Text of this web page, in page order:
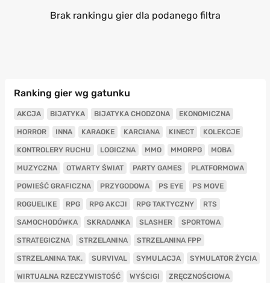
Brak rankingu gier dla podanego filtra
Ranking gier wg gatunku
AKCJA BIJATYKA BIJATYKA CHODZONA EKONOMICZNA
HORROR INNA KARAOKE KARCIANA KINECT KOLEKCJE
KONTROLERY RUCHU LOGICZNA MMO MMORPG MOBA
MUZYCZNA OTWARTY ŚWIAT PARTY GAMES PLATFORMOWA
POWIEŚĆ GRAFICZNA PRZYGODOWA PS EYE PS MOVE
ROGUELIKE RPG RPG AKCJI RPG TAKTYCZNY RTS
SAMOCHODÓWKA SKRADANKA SLASHER SPORTOWA
STRATEGICZNA STRZELANINA STRZELANINA FPP
STRZELANINA TAK. SURVIVAL SYMULACJA SYMULATOR ŻYCIA
WIRTUALNA RZECZYWISTOŚĆ WYŚCIGI ZRĘCZNOŚCIOWA